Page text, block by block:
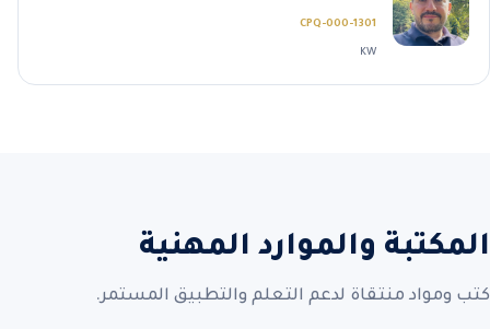
CPQ-000-1301
KW
المكتبة والموارد المهنية
كتب ومواد منتقاة لدعم التعلم والتطبيق المستمر.